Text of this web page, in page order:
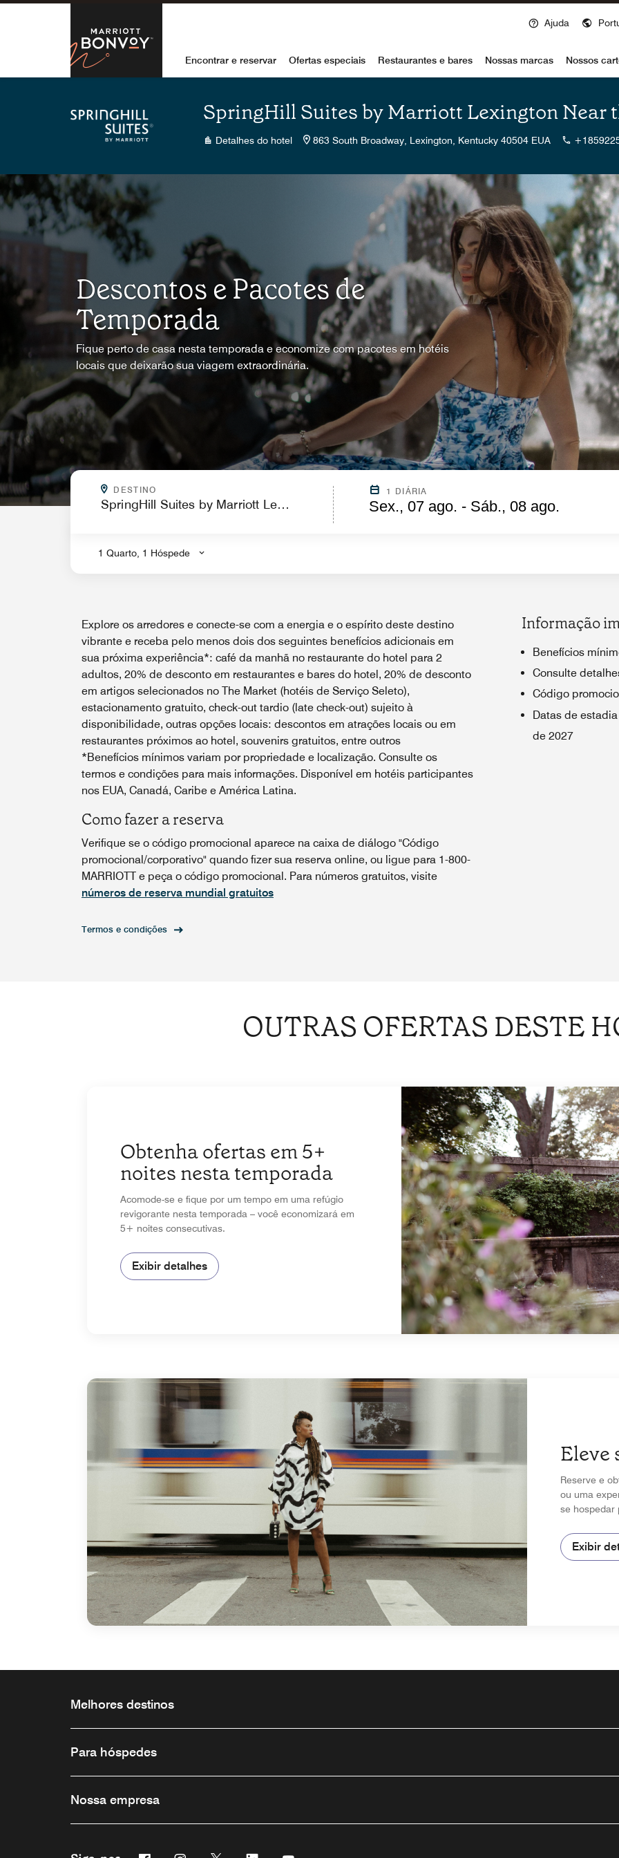
Skip to Content
Marriott Bonvoy
Ajuda
Encontrar e reservar Ofertas especiais Restaurantes e bares Nossas marcas Nossos
SpringHill Suites by Marriott Lexington Near
Detalhes do hotel 863 South Broadway, Lexington, Kentucky 40504 EUA
Descontos e Pacotes de
Temporada
Fique perto de casa nesta temporada e economize com pacotes em hotéis
locais que deixarão sua viagem extraordinária.
DESTINO
.
1 DIÁRIA
Sex., 07 ago. - Sáb., 08 ago.
1 Quarto, 1 Hóspede
Explore os arredores e conecte-se com a energia e o espírito deste destino
vibrante e receba pelo menos dois dos seguintes benefícios adicionais em
sua próxima experiência*: café da manhã no restaurante do hotel para 2
adultos, 20% de desconto em restaurantes e bares do hotel, 20% de desconto
em artigos selecionados no The Market (hotéis de Serviço Seleto),
estacionamento gratuito, check-out tardio (late check-out) sujeito à
disponibilidade, outras opções locais: descontos em atrações locais ou em
restaurantes próximos ao hotel, souvenirs gratuitos, entre outros
*Benefícios mínimos variam por propriedade e localização. Consulte os
termos e condições para mais informações. Disponível em hotéis participantes
nos EUA, Canadá, Caribe e América Latina.
Como fazer a reserva
Verifique se o código promocional aparece na caixa de diálogo "Código
promocional/corporativo" quando fizer sua reserva online, ou ligue para 1-800-
MARRIOTT e peça o código promocional. Para números gratuitos, visite
números de reserva mundial gratuitos
Termos e condições
Informação
Benefícios
Consulte
Código
Datas de
de 2027
OUTRAS OFERTAS DESTE
Obtenha ofertas em 5+
noites nesta temporada
Acomode-se e fique por um tempo em uma refúgio
revigorante nesta temporada – você economizará em
5+ noites consecutivas.
Exibir detalhes
Eleve
Reserve e
ou uma
se hospedar
Exibir
Melhores destinos
Para hóspedes
Nossa empresa